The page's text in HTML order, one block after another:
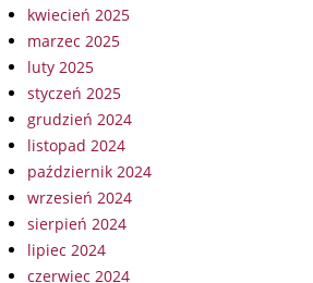
kwiecień 2025
marzec 2025
luty 2025
styczeń 2025
grudzień 2024
listopad 2024
październik 2024
wrzesień 2024
sierpień 2024
lipiec 2024
czerwiec 2024